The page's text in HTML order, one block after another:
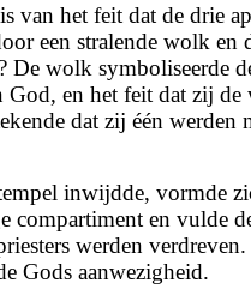
van het feit dat de drie
een stralende wolk en
De wolk symboliseerde
God, en het feit dat zij de
dat zij één werden
inwijdde, vormde
compartiment en vulde
werden
Gods aanwezigheid.